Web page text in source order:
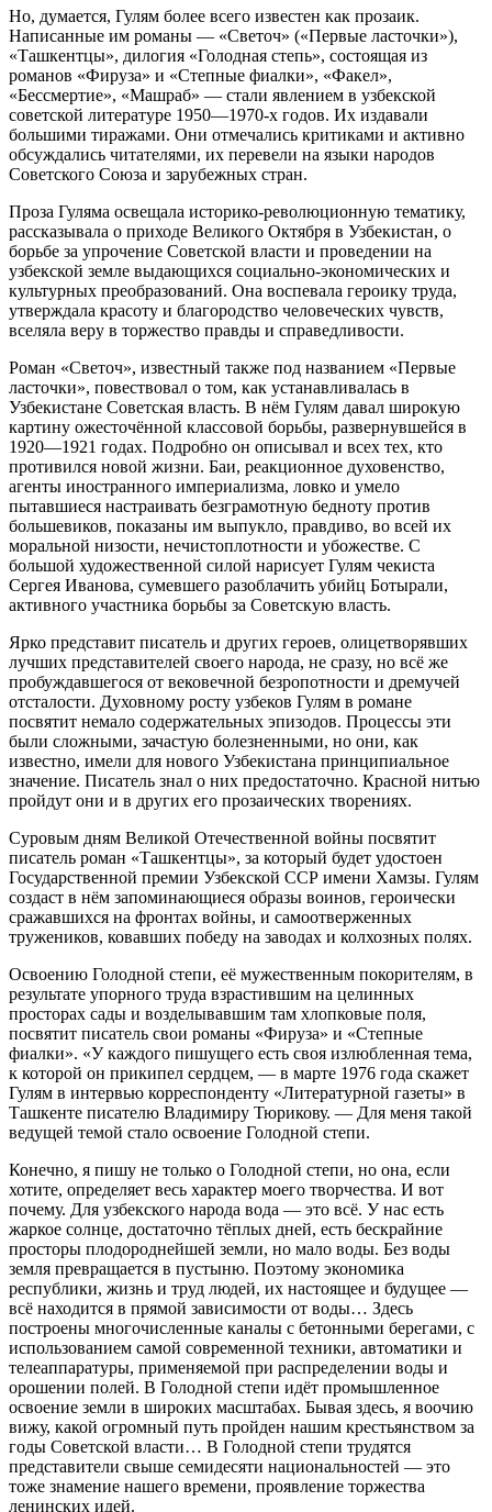
Но, думается, Гулям более всего известен как прозаик.
Написанные им романы — «Светоч» («Первые ласточки»),
«Ташкентцы», дилогия «Голодная степь», состоящая из
романов «Фируза» и «Степные фиалки», «Факел»,
«Бессмертие», «Машраб» — стали явлением в узбекской
советской литературе 1950—1970-х годов. Их издавали
большими тиражами. Они отмечались критиками и активно
обсуждались читателями, их перевели на языки народов
Советского Союза и зарубежных стран.
Проза Гуляма освещала историко-революционную тематику,
рассказывала о приходе Великого Октября в Узбекистан, о
борьбе за упрочение Советской власти и проведении на
узбекской земле выдающихся социально-экономических и
культурных преобразований. Она воспевала героику труда,
утверждала красоту и благородство человеческих чувств,
вселяла веру в торжество правды и справедливости.
Роман «Светоч», известный также под названием «Первые
ласточки», повествовал о том, как устанавливалась в
Узбекистане Советская власть. В нём Гулям давал широкую
картину ожесточённой классовой борьбы, развернувшейся в
1920—1921 годах. Подробно он описывал и всех тех, кто
противился новой жизни. Баи, реакционное духовенство,
агенты иностранного империализма, ловко и умело
пытавшиеся настраивать безграмотную бедноту против
большевиков, показаны им выпукло, правдиво, во всей их
моральной низости, нечистоплотности и убожестве. С
большой художественной силой нарисует Гулям чекиста
Сергея Иванова, сумевшего разоблачить убийц Ботырали,
активного участника борьбы за Советскую власть.
Ярко представит писатель и других героев, олицетворявших
лучших представителей своего народа, не сразу, но всё же
пробуждавшегося от вековечной безропотности и дремучей
отсталости. Духовному росту узбеков Гулям в романе
посвятит немало содержательных эпизодов. Процессы эти
были сложными, зачастую болезненными, но они, как
известно, имели для нового Узбекистана принципиальное
значение. Писатель знал о них предостаточно. Красной нитью
пройдут они и в других его прозаических творениях.
Суровым дням Великой Отечественной войны посвятит
писатель роман «Ташкентцы», за который будет удостоен
Государственной премии Узбекской ССР имени Хамзы. Гулям
создаст в нём запоминающиеся образы воинов, героически
сражавшихся на фронтах войны, и самоотверженных
тружеников, ковавших победу на заводах и колхозных полях.
Освоению Голодной степи, её мужественным покорителям, в
результате упорного труда взрастившим на целинных
просторах сады и возделывавшим там хлопковые поля,
посвятит писатель свои романы «Фируза» и «Степные
фиалки». «У каждого пишущего есть своя излюбленная тема,
к которой он прикипел сердцем, — в марте 1976 года скажет
Гулям в интервью корреспонденту «Литературной газеты» в
Ташкенте писателю Владимиру Тюрикову. — Для меня такой
ведущей темой стало освоение Голодной степи.
Конечно, я пишу не только о Голодной степи, но она, если
хотите, определяет весь характер моего творчества. И вот
почему. Для узбекского народа вода — это всё. У нас есть
жаркое солнце, достаточно тёплых дней, есть бескрайние
просторы плодороднейшей земли, но мало воды. Без воды
земля превращается в пустыню. Поэтому экономика
республики, жизнь и труд людей, их настоящее и будущее —
всё находится в прямой зависимости от воды… Здесь
построены многочисленные каналы с бетонными берегами, с
использованием самой современной техники, автоматики и
телеаппаратуры, применяемой при распределении воды и
орошении полей. В Голодной степи идёт промышленное
освоение земли в широких масштабах. Бывая здесь, я воочию
вижу, какой огромный путь пройден нашим крестьянством за
годы Советской власти… В Голодной степи трудятся
представители свыше семидесяти национальностей — это
тоже знамение нашего времени, проявление торжества
ленинских идей.